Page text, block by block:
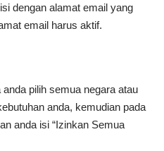
dengan alamat email yang
email harus aktif.
pilih semua negara atau
anda, kemudian pada
anda isi “Izinkan Semua